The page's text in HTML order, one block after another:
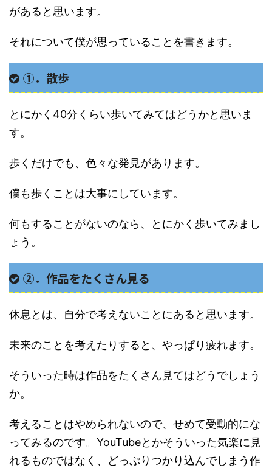
があると思います。
それについて僕が思っていることを書きます。
①．散歩
とにかく40分くらい歩いてみてはどうかと思いま
す。
歩くだけでも、色々な発見があります。
僕も歩くことは大事にしています。
何もすることがないのなら、とにかく歩いてみまし
ょう。
②．作品をたくさん見る
休息とは、自分で考えないことにあると思います。
未来のことを考えたりすると、やっぱり疲れます。
そういった時は作品をたくさん見てはどうでしょう
か。
考えることはやめられないので、せめて受動的にな
ってみるのです。YouTubeとかそういった気楽に見
れるものではなく、どっぷりつかり込んでしまう作